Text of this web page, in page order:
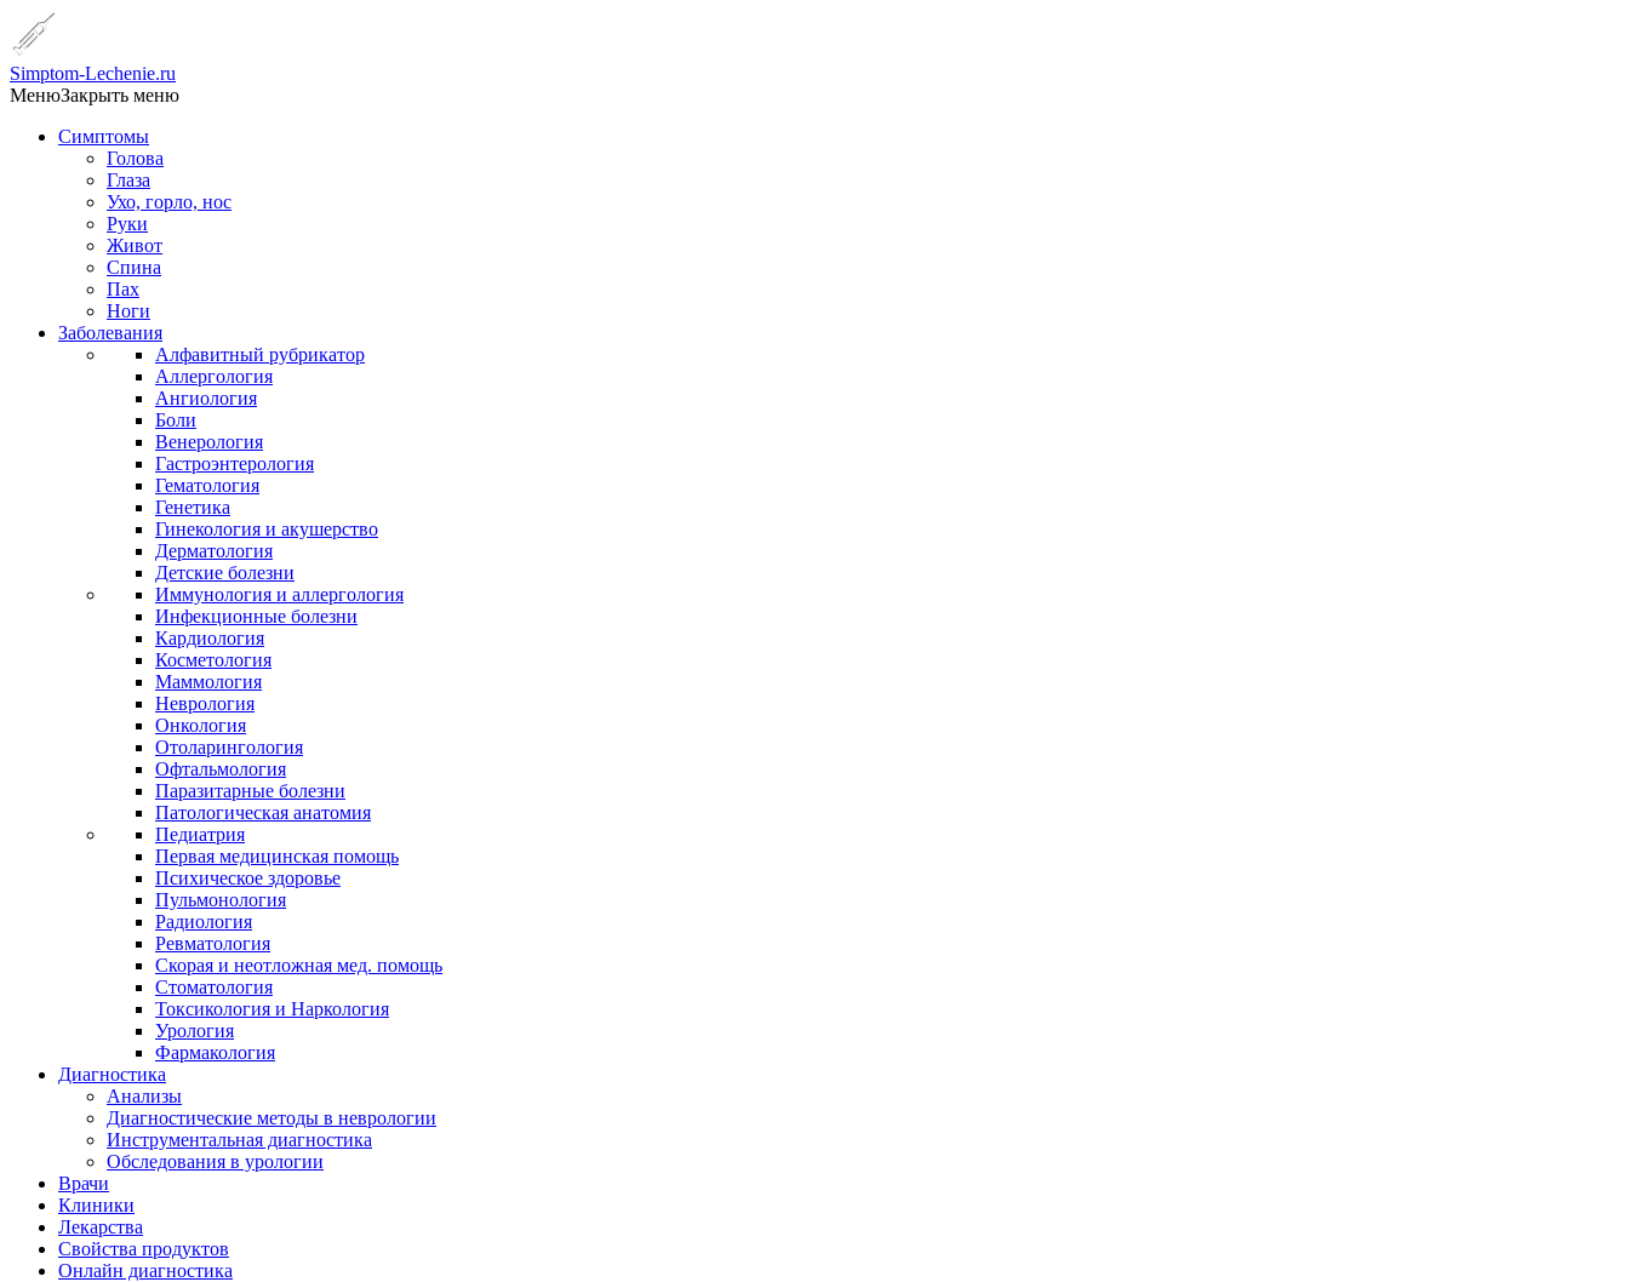
Simptom-Lechenie.ru
МенюЗакрыть меню
Симптомы
Голова
Глаза
Ухо, горло, нос
Руки
Живот
Спина
Пах
Ноги
Заболевания
Алфавитный рубрикатор
Аллергология
Ангиология
Боли
Венерология
Гастроэнтерология
Гематология
Генетика
Гинекология и акушерство
Дерматология
Детские болезни
Иммунология и аллергология
Инфекционные болезни
Кардиология
Косметология
Маммология
Неврология
Онкология
Отоларингология
Офтальмология
Паразитарные болезни
Патологическая анатомия
Педиатрия
Первая медицинская помощь
Психическое здоровье
Пульмонология
Радиология
Ревматология
Скорая и неотложная мед. помощь
Стоматология
Токсикология и Наркология
Урология
Фармакология
Диагностика
Анализы
Диагностические методы в неврологии
Инструментальная диагностика
Обследования в урологии
Врачи
Клиники
Лекарства
Свойства продуктов
Онлайн диагностика